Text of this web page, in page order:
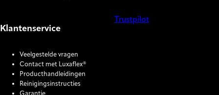
Klantenservice
Veelgestelde vragen
Contact met Luxaflex®
Producthandleidingen
Reinigingsinstructies
Trustpilot